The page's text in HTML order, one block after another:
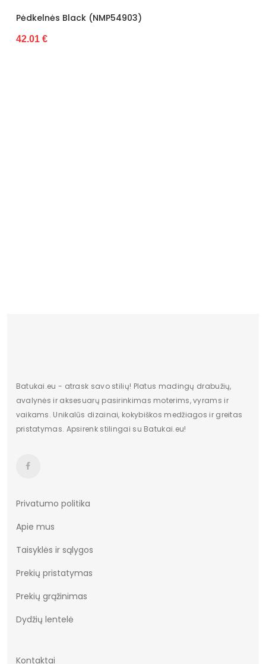
Black (NMP54903)
€
Batukai.eu - atrask savo stilių! Platus madingų drabužių,
avalynės ir aksesuarų pasirinkimas moterims, vyrams ir
vaikams. Unikalūs dizainai, kokybiškos medžiagos ir greitas
pristatymas. Apsirenk stilingai su Batukai.eu!
Privatumo politika
Apie mus
Taisyklės ir sąlygos
Prekių pristatymas
Prekių grąžinimas
Dydžių lentelė
Kontaktai